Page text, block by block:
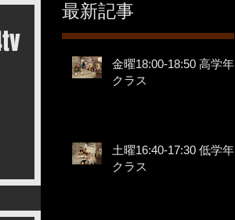
最新記事
金曜18:00-18:50 高学年
クラス
土曜16:40-17:30 低学年
クラス